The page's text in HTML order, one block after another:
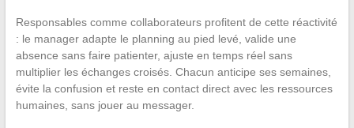
Responsables comme collaborateurs profitent de cette réactivité
: le manager adapte le planning au pied levé, valide une
absence sans faire patienter, ajuste en temps réel sans
multiplier les échanges croisés. Chacun anticipe ses semaines,
évite la confusion et reste en contact direct avec les ressources
humaines, sans jouer au messager.